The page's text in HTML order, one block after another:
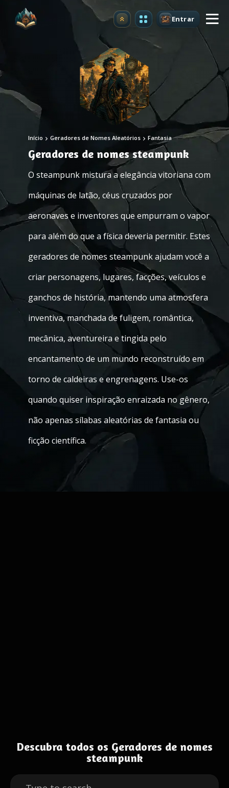
Atualizar Entrar
Início Geradores de Nomes Aleatórios Fantasia
Geradores de nomes steampunk
O steampunk mistura a elegância vitoriana com
máquinas de latão, céus cruzados por
aeronaves e inventores que empurram o vapor
para além do que a física deveria permitir. Estes
geradores de nomes steampunk ajudam você a
criar personagens, lugares, facções, veículos e
ganchos de história, mantendo uma atmosfera
inventiva, manchada de fuligem, romântica,
mecânica, aventureira e tingida pelo
encantamento de um mundo reconstruído em
torno de caldeiras e engrenagens. Use-os
quando quiser inspiração enraizada no gênero,
não apenas sílabas aleatórias de fantasia ou
ficção científica.
Descubra todos os Geradores de nomes
steampunk